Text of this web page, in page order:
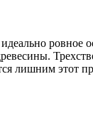
ровное
лишним этот